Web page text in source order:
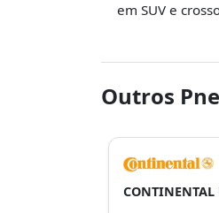
em SUV e
Outros
CONTINENTAL